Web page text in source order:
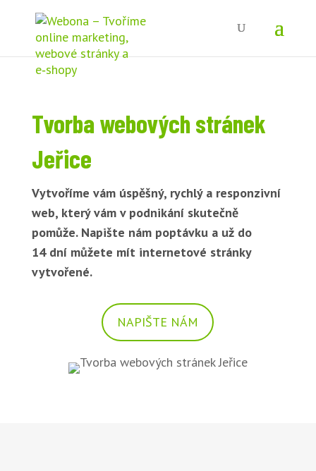
Tvorba webových stránek
Jeřice
Vytvoříme vám úspěšný, rychlý a responzivní
web, který vám v podnikání skutečně
pomůže. Napište nám poptávku a už do
14 dní můžete mít internetové stránky
vytvořené.
NAPIŠTE NÁM